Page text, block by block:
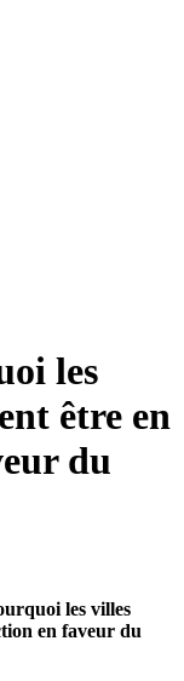
les
être en
du
les villes
en faveur du